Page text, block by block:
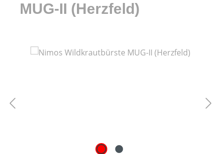
MUG-II (Herzfeld)
Bildergalerie überspringen